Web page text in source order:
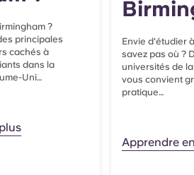
?
principales
cachés à
dans la
Uni…
Envie d'étudier
savez pas où ?
universités de
vous convient
pratique…
Apprendre